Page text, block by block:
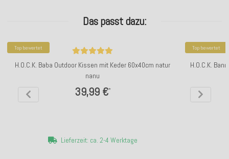
Das passt dazu:
Top bewertet
H.O.C.K. Baba Outdoor Kissen mit Keder 60x40cm natur
nanu
39,99 €*
Lieferzeit: ca. 2-4 Werktage
Top bewertet
H.O.C.K.